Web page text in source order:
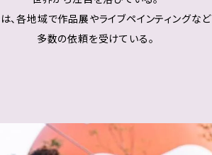
、各地域で作品展やライブペインティングなど
多数の依頼を受けている。